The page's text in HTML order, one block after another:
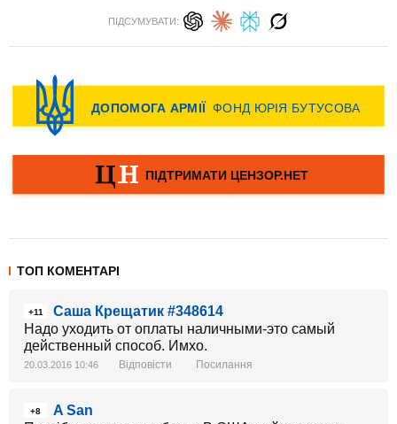
ПІДСУМУВАТИ:
ТОП КОМЕНТАРІ
+11
Саша Крещатик #348614
Надо уходить от оплаты наличными-это самый
действенный способ. Имхо.
20.03.2016 10:46 Відповісти Посилання
+8
A San